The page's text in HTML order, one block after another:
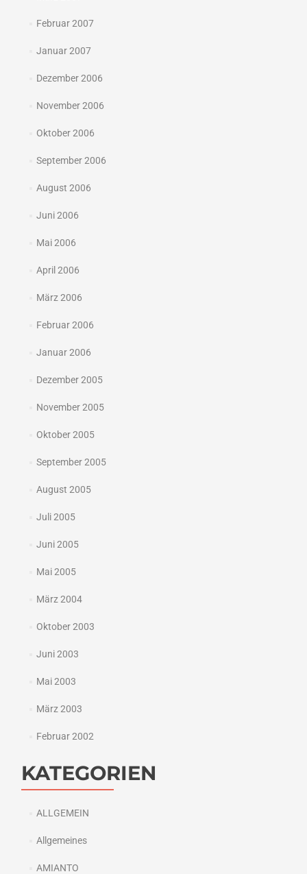
Februar 2007
Januar 2007
Dezember 2006
November 2006
Oktober 2006
September 2006
August 2006
Juni 2006
Mai 2006
April 2006
März 2006
Februar 2006
Januar 2006
Dezember 2005
November 2005
Oktober 2005
September 2005
August 2005
Juli 2005
Juni 2005
Mai 2005
März 2004
Oktober 2003
Juni 2003
Mai 2003
März 2003
Februar 2002
KATEGORIEN
ALLGEMEIN
Allgemeines
AMIANTO